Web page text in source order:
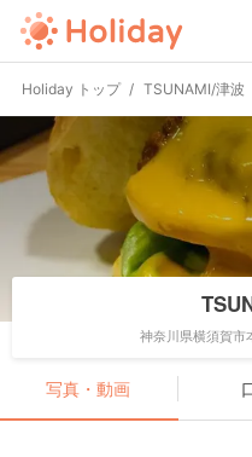
Holiday トップ TSUNAMI/津波
神奈川県横須賀市
写真・動画